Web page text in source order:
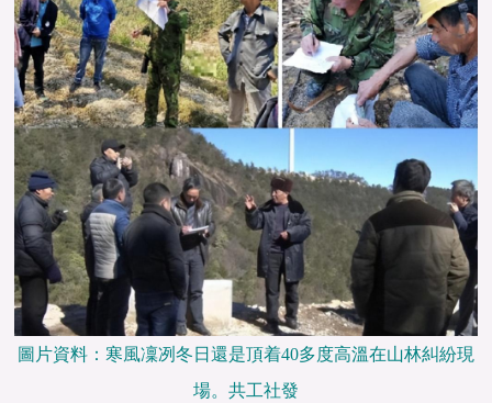
圖片資料：寒風凜冽冬日還是頂着40多度高溫在山林糾紛現
場。共工社發